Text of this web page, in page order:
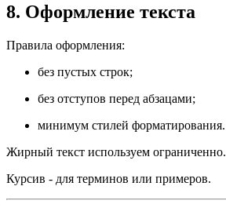
8. Оформление текста
Правила оформления:
без пустых строк;
без отступов перед абзацами;
минимум стилей форматирования.
Жирный текст используем ограниченно.
Курсив - для терминов или примеров.